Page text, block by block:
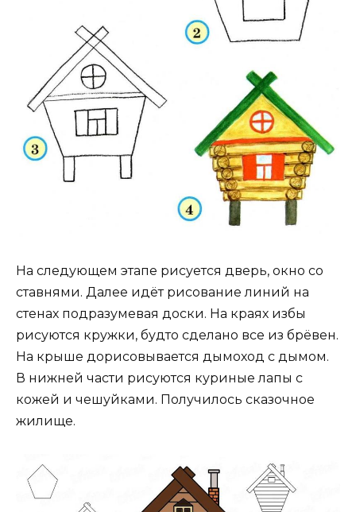
На следующем этапе рисуется дверь, окно со
ставнями. Далее идёт рисование линий на
стенах подразумевая доски. На краях избы
рисуются кружки, будто сделано все из брёвен.
На крыше дорисовывается дымоход с дымом.
В нижней части рисуются куриные лапы с
кожей и чешуйками. Получилось сказочное
жилище.